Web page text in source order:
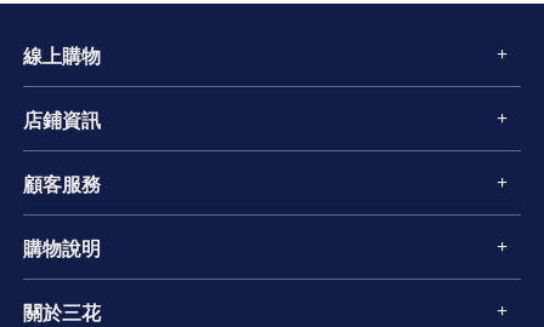
線上購物
店鋪資訊
顧客服務
購物說明
關於三花